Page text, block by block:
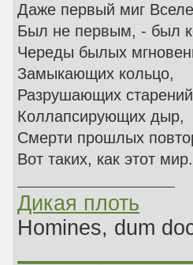
Даже первый миг
Был не первым, - был
Череды былых
Замыкающих кольцо,
Разрушающих
Коллапсирующих дыр,
Смерти прошлых
Вот таких, как этот мир.
Дикая плоть
Homines, dum